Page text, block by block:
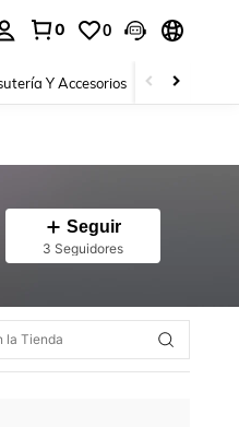
0 0
Y Accesorios Zapatos
Seguir
3 Seguidores